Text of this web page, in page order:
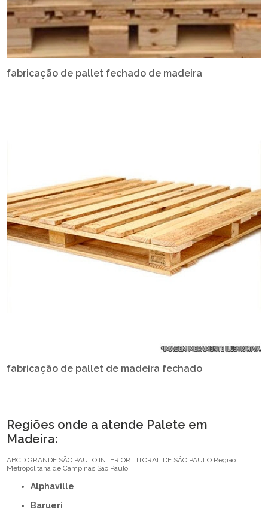
fabricação de pallet fechado de madeira
fabricação de pallet de madeira fechado
Regiões onde a atende Palete em
Madeira:
ABCD GRANDE SÃO PAULO INTERIOR LITORAL DE SÃO PAULO Região
Metropolitana de Campinas São Paulo
Alphaville
Barueri